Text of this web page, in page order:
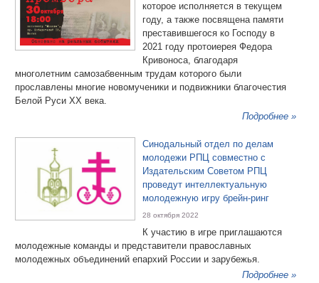
которое исполняется в текущем
году, а также посвящена памяти
преставившегося ко Господу в
2021 году протоиерея Федора
Кривоноса, благодаря
многолетним самозабвенным трудам которого были
прославлены многие новомученики и подвижники благочестия
Белой Руси ХХ века.
Подробнее »
Синодальный отдел по делам
молодежи РПЦ совместно с
Издательским Советом РПЦ
проведут интеллектуальную
молодежную игру брейн-ринг
28 октября 2022
К участию в игре приглашаются
молодежные команды и представители православных
молодежных объединений епархий России и зарубежья.
Подробнее »